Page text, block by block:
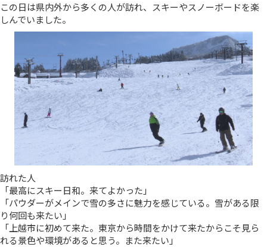
この日は県内外から多くの人が訪れ、スキーやスノーボードを楽
しんでいました。
訪れた人
「最高にスキー日和。来てよかった」
「パウダーがメインで雪の多さに魅力を感じている。雪がある限
り何回も来たい」
「上越市に初めて来た。東京から時間をかけて来たからこそ見ら
れる景色や環境があると思う。また来たい」